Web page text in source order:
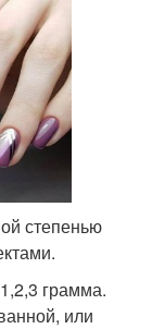
степенью
грамма.
или